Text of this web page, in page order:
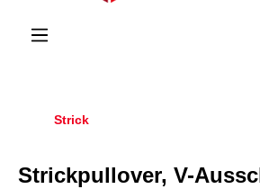
Strick
Strickpullover, V-